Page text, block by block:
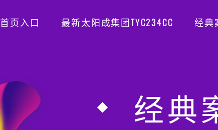
首页入口 最新太阳成集团TYC234CC 经典
经典